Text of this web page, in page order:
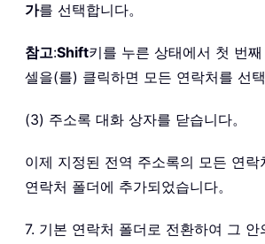
가를 선택합니다。
참고:Shift키를 누른 상태에서 첫 번
셀을(를) 클릭하면 모든 연락처를 선택
(3) 주소록 대화 상자를 닫습니다。
이제 지정된 전역 주소록의 모든 연락
연락처 폴더에 추가되었습니다。
7. 기본 연락처 폴더로 전환하여 그 안